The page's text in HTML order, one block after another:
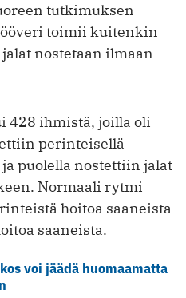
tutkimuksen
toimii kuitenkin
nostetaan ilmaan
428 ihmistä, joilla oli
perinteisellä
puolella nostettiin jalat
Normaali rytmi
hoitoa saaneista
saaneista.
voi jäädä huomaamatta